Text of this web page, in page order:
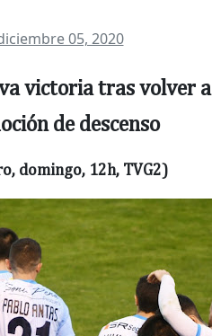
05, 2020
victoria tras volver a
de descenso
domingo, 12h, TVG2)